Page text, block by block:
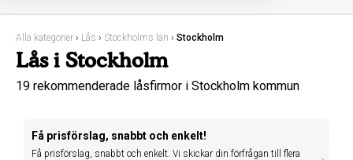
Alla kategorier › Lås › Stockholms län › Stockholm
Lås i Stockholm
19 rekommenderade låsfirmor i Stockholm kommun
Få prisförslag, snabbt och enkelt!
Få prisförslag, snabbt och enkelt. Vi skickar din förfrågan till flera